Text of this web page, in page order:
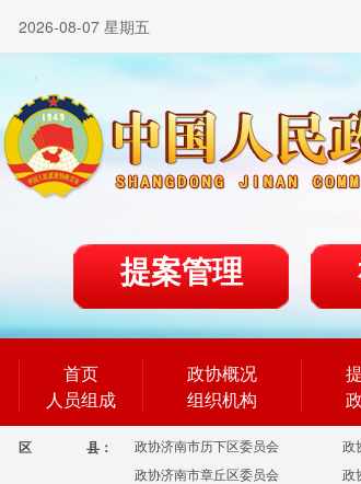
2026-08-07 星期五
提案管理
首页
人员组成
政协概况
组织机构
区 县： 政协济南市历下区委员会 政
政协济南市章丘区委员会
政